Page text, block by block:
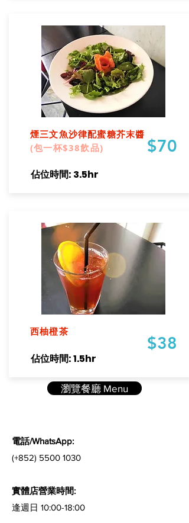
煙三文魚沙律配蜜糖芥末醬
(包一杯$38飲品)
$70
​佔位時間: 3.5hr
西柚橙茶
$38
​佔位時間: 1.5hr
瀏覽餐廳 Menu
電話/WhatsApp:
(+852) 5500 1030
實體店營業時間:
逢週日 10:00-18:00